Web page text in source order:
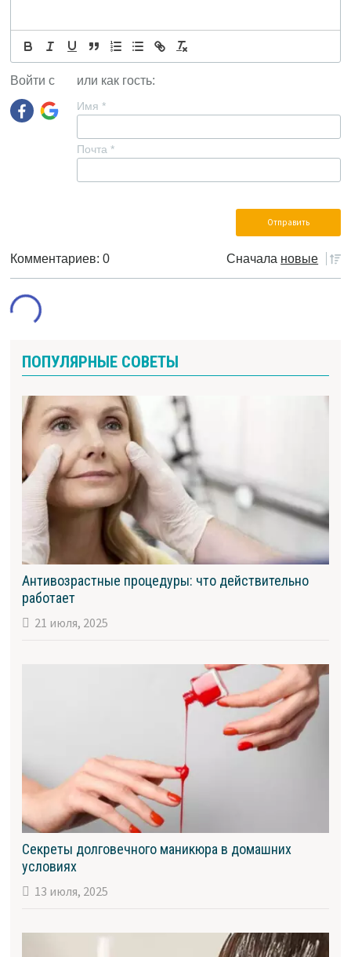
Войти с или как гость:
Имя *
Почта *
Комментариев: 0 Сначала новые
ПОПУЛЯРНЫЕ СОВЕТЫ
Антивозрастные процедуры: что действительно
работает
21 июля, 2025
Секреты долговечного маникюра в домашних
условиях
13 июля, 2025